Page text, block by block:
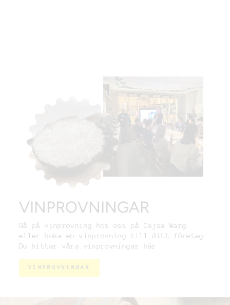
VINPROVNINGAR
Gå på vinprovning hos oss på Cajsa Warg
eller boka en vinprovning till ditt företag.
Du hittar våra vinprovningar här
VINPROVNINGAR